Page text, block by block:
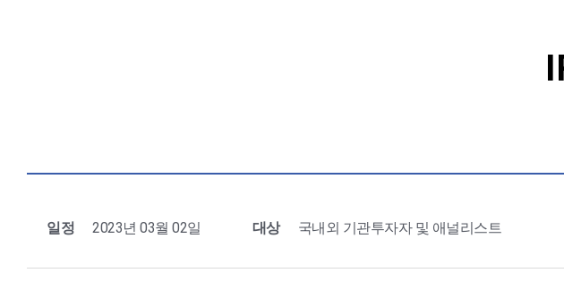
일정 2023년 03월 02일 대상 국내외 기관투자자 및 애널리스트